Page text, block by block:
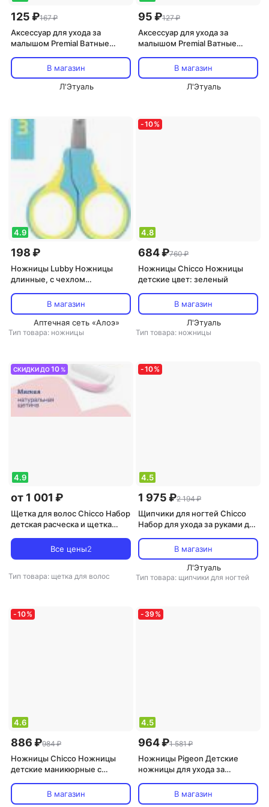
125 ₽167 ₽
Аксессуар для ухода за
малышом Premial Ватные
В магазин
Л'Этуаль
95 ₽127 ₽
Аксессуар для ухода за
малышом Premial Ватные
В магазин
Л'Этуаль
4.9
198 ₽
Ножницы Lubby Ножницы
длинные, с чехлом
В магазин
Аптечная сеть «Алоэ»
Тип товара: ножницы
-10%
4.8
684 ₽760 ₽
Ножницы Chicco Ножницы
детские цвет: зеленый
В магазин
Л'Этуаль
Тип товара: ножницы
СКИДКИ ДО10 %
4.9
от 1 001 ₽
Щетка для волос Chicco Набор
детская расческа и щетка
Все цены2
Тип товара: щетка для волос
-10%
4.5
1 975 ₽2 194 ₽
Щипчики для ногтей Chicco
Набор для ухода за руками для
В магазин
Л'Этуаль
Тип товара: щипчики для ногтей
-10%
4.6
886 ₽984 ₽
Ножницы Chicco Ножницы
детские маникюрные с
В магазин
- 39 %
4.5
964 ₽1 581 ₽
Ножницы Pigeon Детские
ножницы для ухода за
15105 / 10317В магазин